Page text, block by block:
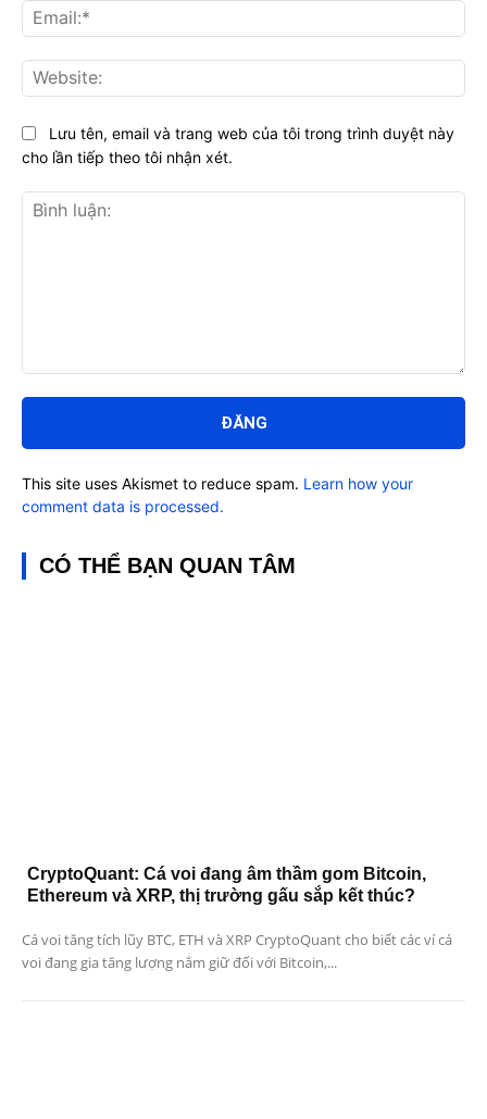
luận:
Lưu tên, email và trang web của tôi trong trình duyệt này
cho lần tiếp theo tôi nhận xét.
This site uses Akismet to reduce spam. Learn how your
comment data is processed.
CÓ THỂ BẠN QUAN TÂM
CryptoQuant: Cá voi đang âm thầm gom Bitcoin,
Ethereum và XRP, thị trường gấu sắp kết thúc?
Cá voi tăng tích lũy BTC, ETH và XRP CryptoQuant cho biết các ví cá
voi đang gia tăng lượng nắm giữ đối với Bitcoin,...